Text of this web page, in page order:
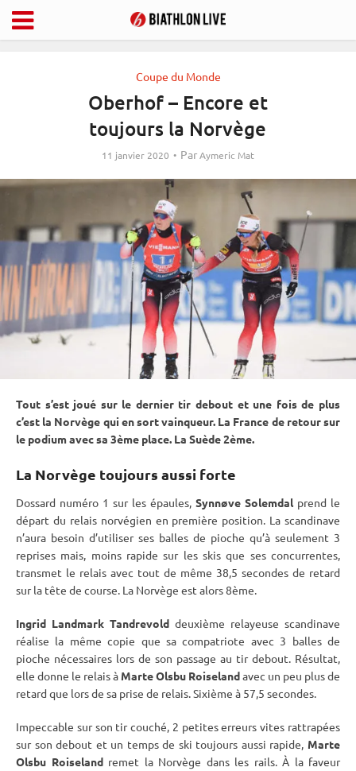
Coupe du Monde
Oberhof – Encore et
toujours la Norvège
11 janvier 2020 ParAymeric Mat
Tout s’est joué sur le dernier tirdebout et une fois de plus
c’est la Norvège qui en sort vainqueur. La France de retour sur
le podium avec sa 3ème place. La Suède 2ème.
La Norvège toujours aussi forte
Dossard numéro 1 sur les épaules, Synnøve Solemdalprend le
départ du relaisnorvégien en première position. La scandinave
n’aura besoin d’utiliser ses balles de pioche qu’à seulement 3
reprises mais, moins rapide sur les skis que ses concurrentes,
transmet le relais avec tout de même 38,5 secondes de retard
sur la tête de course. La Norvège est alors 8ème.
Ingrid Landmark Tandrevold deuxième relayeuse scandinave
réalise la même copie que sa compatriote avec 3 balles de
pioche nécessaires lors de son passage au tir debout. Résultat,
elle donne le relaisà Marte Olsbu Roiselandavec un peu plus de
retard que lors de sa prise de relais. Sixième à 57,5 secondes.
Impeccable sur son tircouché, 2 petites erreurs vites rattrapées
sur sondebout et un temps de ski toujours aussi rapide, Marte
Olsbu Roiselandremet la Norvège dans les rails. À la faveur